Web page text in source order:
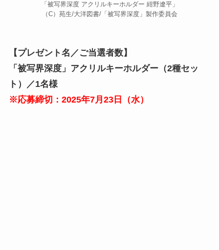
「被写界深度 アクリルキーホルダー 紺野遼平」
（C）苑生/大洋図書/「被写界深度」製作委員会
【プレゼント名／ご当選者数】
「 被写界深度」アクリルキーホルダー（2種セッ
ト）／1名様
※応募締切：2025年7月 23日（水）